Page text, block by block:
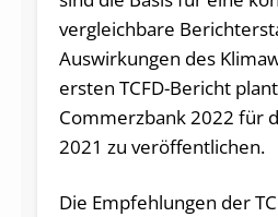
vergleichbare
Auswirkungen des
ersten TCFD-Bericht
Commerzbank 2022 für
2021 zu veröffentlichen.
Die Empfehlungen der